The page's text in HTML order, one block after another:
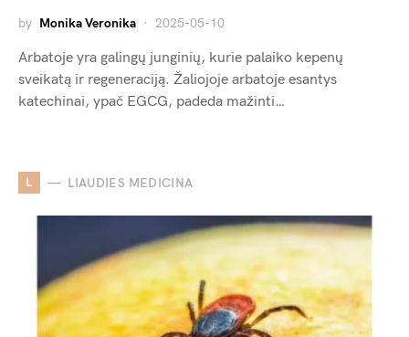
by Monika Veronika 2025-05-10
Arbatoje yra galingų junginių, kurie palaiko kepenų
sveikatą ir regeneraciją. Žaliojoje arbatoje esantys
katechinai, ypač EGCG, padeda mažinti…
L LIAUDIES MEDICINA